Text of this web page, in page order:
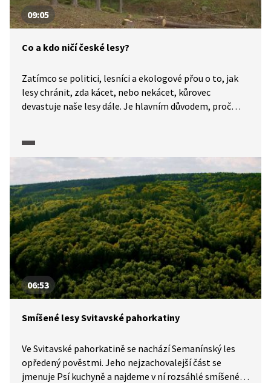
09:05
Co a kdo ničí české lesy?
Zatímco se politici, lesníci a ekologové přou o to, jak
lesy chránit, zda kácet, nebo nekácet, kůrovec
devastuje naše lesy dále. Je hlavním důvodem, proč
lesníci mluví o apokalypse?
06:53
Smíšené lesy Svitavské pahorkatiny
Ve Svitavské pahorkatině se nachází Semanínský les
opředený pověstmi. Jeho nejzachovalejší část se
jmenuje Psí kuchyně a najdeme v ní rozsáhlé smíšené